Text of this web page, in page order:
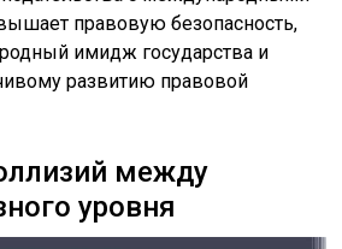
правовую безопасность,
имидж государства и
развитию правовой
между
уровня